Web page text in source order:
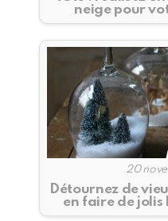
neige pour
20
Détournez de
en faire de jolis